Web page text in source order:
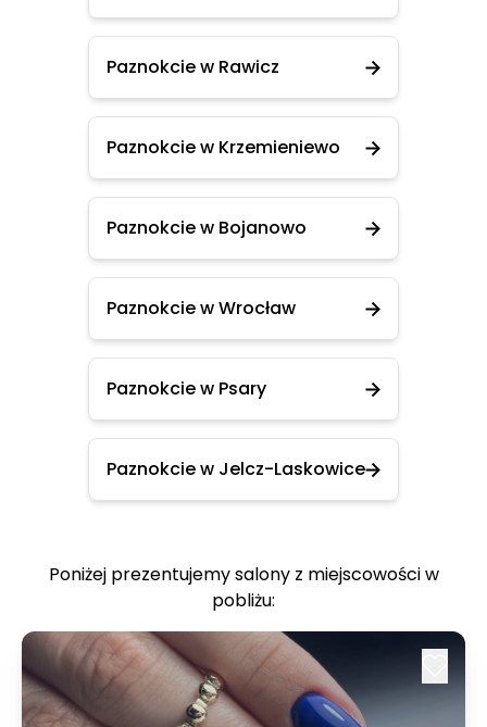
Paznokcie w Rawicz
Paznokcie w Krzemieniewo
Paznokcie w Bojanowo
Paznokcie w Wrocław
Paznokcie w Psary
Paznokcie w Jelcz-Laskowice
Poniżej prezentujemy salony z miejscowości w
pobliżu: